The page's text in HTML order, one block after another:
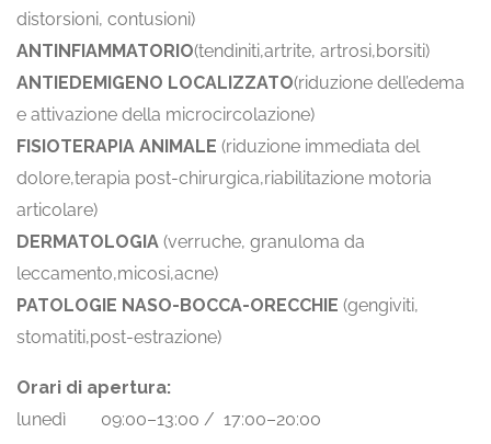
distorsioni, contusioni)
ANTINFIAMMATORIO(tendiniti,artrite, artrosi,borsiti)
ANTIEDEMIGENO LOCALIZZATO(riduzione dell’edema
e attivazione della microcircolazione)
FISIOTERAPIA ANIMALE (riduzione immediata del
dolore,terapia post-chirurgica,riabilitazione motoria
articolare)
DERMATOLOGIA (verruche, granuloma da
leccamento,micosi,acne)
PATOLOGIE NASO-BOCCA-ORECCHIE (gengiviti,
stomatiti,post-estrazione)
Orari di apertura:
lunedì 09:00–13:00 / 17:00–20:00